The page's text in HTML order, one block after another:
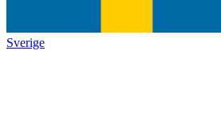
Sverige